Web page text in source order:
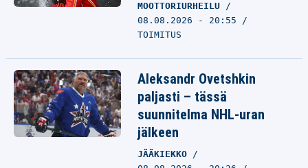
MOOTTORIURHEILU
08.08.2026 - 20:55
TOIMITUS
Aleksandr Ovetshkin
paljasti – tässä
suunnitelma NHL-uran
jälkeen
JÄÄKIEKKO